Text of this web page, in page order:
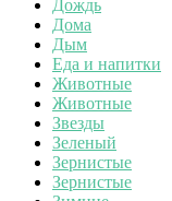
Дождь
Дома
Дым
Еда и напитки
Животные
Животные
Звезды
Зеленый
Зернистые
Зернистые